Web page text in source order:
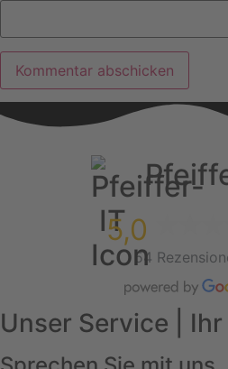
5,0
54
Unser Service |